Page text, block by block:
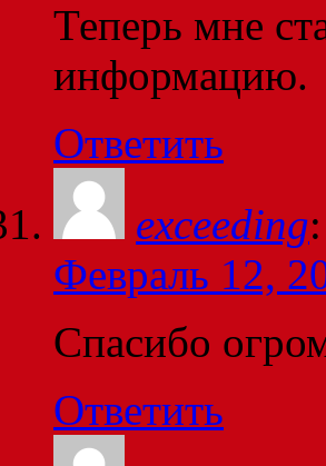
Теперь мне
информацию.
Ответить
exceeding:
Февраль 12,
Спасибо
Ответить